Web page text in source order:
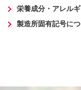
栄養成分・アレル
製造所固有記号に